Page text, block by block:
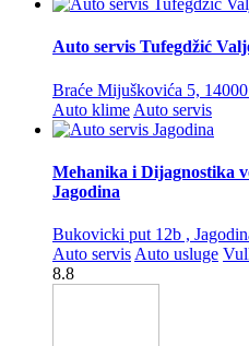
Auto servis Tufegdžić
Braće Mijuškovića 5,
Auto klime Auto servis
Mehanika i Dijagnostika
Jagodina
Bukovicki put 12b ,
Auto servis Auto usluge
8.8